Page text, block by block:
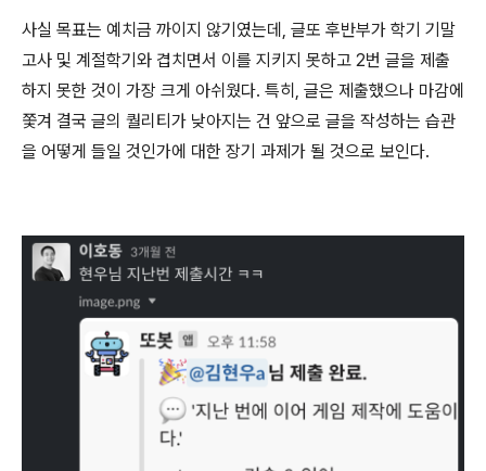
사실 목표는 예치금 까이지 않기였는데, 글또 후반부가 학기 기말
고사 및 계절학기와 겹치면서 이를 지키지 못하고 2번 글을 제출
하지 못한 것이 가장 크게 아쉬웠다. 특히, 글은 제출했으나 마감에
쫓겨 결국 글의 퀄리티가 낮아지는 건 앞으로 글을 작성하는 습관
을 어떻게 들일 것인가에 대한 장기 과제가 될 것으로 보인다.